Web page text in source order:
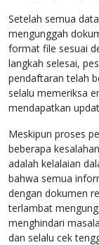
Setelah semua
mengunggah
format file sesuai
langkah selesai,
pendaftaran telah
selalu memeriksa
mendapatkan
Meskipun proses
beberapa
adalah kelalaian
bahwa semua
dengan dokumen
terlambat
menghindari
dan selalu cek